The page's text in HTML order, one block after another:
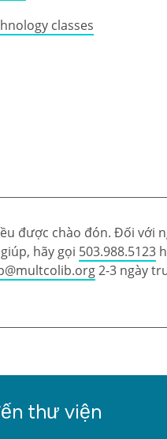
classes
được chào đón. Đối với
hãy gọi 503.988.5123
2-3 ngày
thư viện